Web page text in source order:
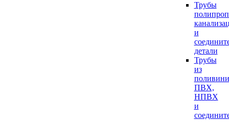
Трубы
и
детали
Трубы
из
ПВХ,
НПВХ
и